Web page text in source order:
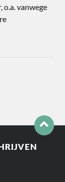
o.a. vanwege